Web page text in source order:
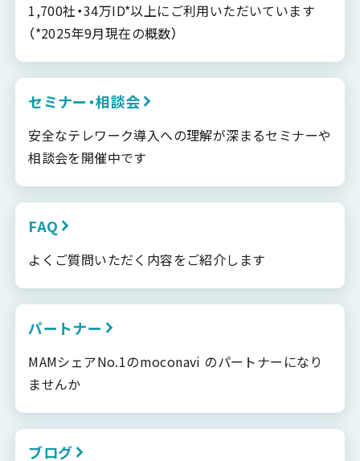
1,700社・34万ID*以上にご利用いただいています
（*2025年9月現在の概数）
セミナー・相談会
安全なテレワーク導入への理解が深まるセミナーや
相談会を開催中です
FAQ
よくご質問いただく内容をご紹介します
パートナー
MAMシェアNo.1のmoconavi のパートナーになり
ませんか
ブログ